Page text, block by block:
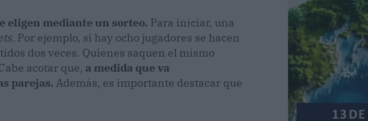
eligen mediante un sorteo. Para iniciar, una
. Por ejemplo, si hay ocho jugadores se hacen
dos veces. Quienes saquen el mismo
acotar que, a medida que va
parejas. Además, es importante destacar que